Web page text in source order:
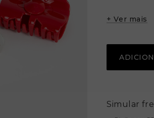
Tamanho
10,00%
+ Ver mais
Simular